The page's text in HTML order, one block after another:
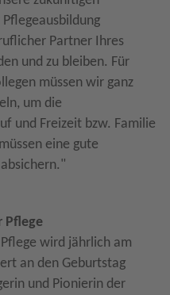
Partner Ihres
und zu bleiben. Für
müssen wir ganz
um die
und Freizeit bzw. Familie
eine gute
Pflege
wird jährlich am
an den Geburtstag
und Pionierin der